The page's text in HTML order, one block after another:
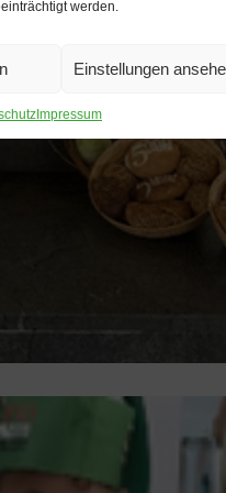
werden.
Einstellungen
Impressum